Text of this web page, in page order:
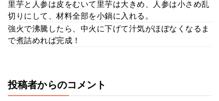
里芋と人参は皮をむいて里芋は大きめ、人参は小さめ乱
切りにして、材料全部を小鍋に入れる。
強火で沸騰したら、中火に下げて汁気がほぼなくなるま
で煮詰めれば完成！
投稿者からのコメント